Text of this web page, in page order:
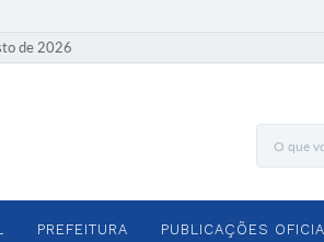
de 2026
PREFEITURA PUBLICAÇÕES